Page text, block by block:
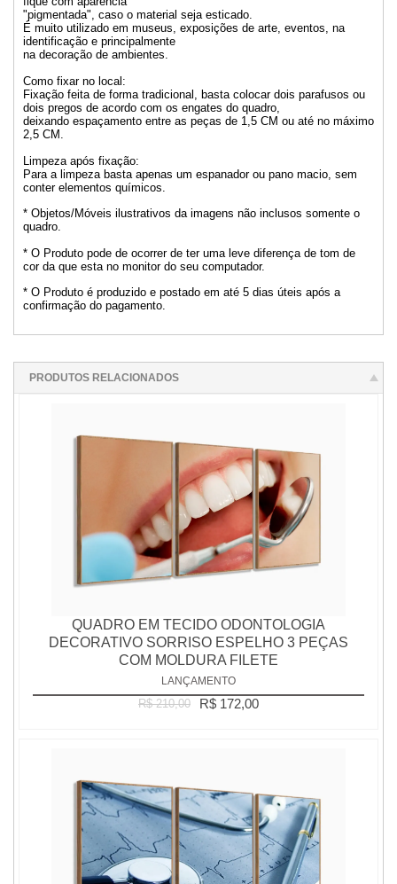
"pigmentada", caso o material seja esticado.
É muito utilizado em museus, exposições de arte, eventos, na
identificação e principalmente
na decoração de ambientes.
Como fixar no local:
Fixação feita de forma tradicional, basta colocar dois parafusos ou
dois pregos de acordo com os engates do quadro,
deixando espaçamento entre as peças de 1,5 CM ou até no máximo
2,5 CM.
Limpeza após fixação:
Para a limpeza basta apenas um espanador ou pano macio, sem
conter elementos químicos.
* Objetos/Móveis ilustrativos da imagens não inclusos somente o
quadro.
* O Produto pode de ocorrer de ter uma leve diferença de tom de
cor da que esta no monitor do seu computador.
* O Produto é produzido e postado em até 5 dias úteis após a
confirmação do pagamento.
PRODUTOS RELACIONADOS
QUADRO EM TECIDO ODONTOLOGIA
DECORATIVO SORRISO ESPELHO 3 PEÇAS
COM MOLDURA FILETE
LANÇAMENTO
R$ 210,00 R$ 172,00